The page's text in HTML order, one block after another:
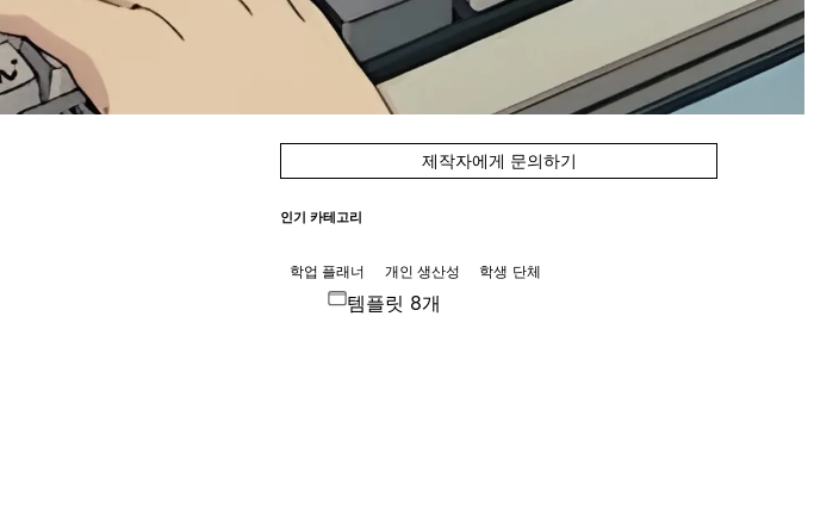
제작자에게 문의하기
인기 카테고리
학업 플래너 개인 생산성 학생 단체
템플릿 8개